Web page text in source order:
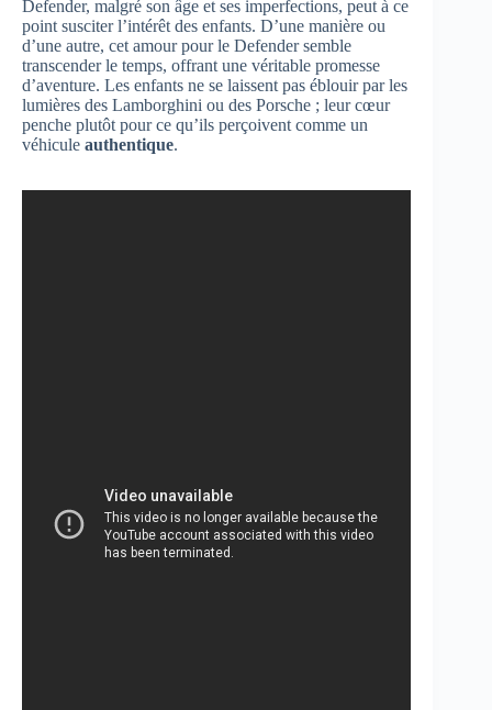
Defender, malgré son âge et ses imperfections, peut à ce
point susciter l’intérêt des enfants. D’une manière ou
d’une autre, cet amour pour le Defender semble
transcender le temps, offrant une véritable promesse
d’aventure. Les enfants ne se laissent pas éblouir par les
lumières des Lamborghini ou des Porsche ; leur cœur
penche plutôt pour ce qu’ils perçoivent comme un
véhicule authentique.